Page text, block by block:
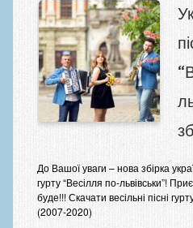
Контакти
До Вашої уваги – нова збірка
гурту “Весілля по-львівськи”!
буде!!! Скачати весільні пісні
(2007-2020)